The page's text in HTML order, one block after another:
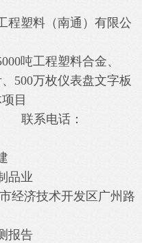
程塑料（南通）有限公
吨工程塑料合金、
500万枚仪表盘文字板
目
联系电话：
品业
经济技术开发区广州路
报告